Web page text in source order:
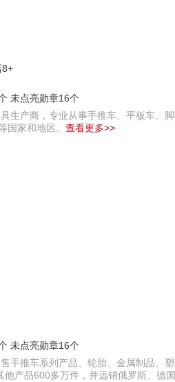
8+
未点亮勋章16个
生产商，专业从事手推车、平板车、
国家和地区。 查看更多>>
未点亮勋章16个
手推车系列产品、轮胎、金属制品、
产品600多万件，并远销俄罗斯、德